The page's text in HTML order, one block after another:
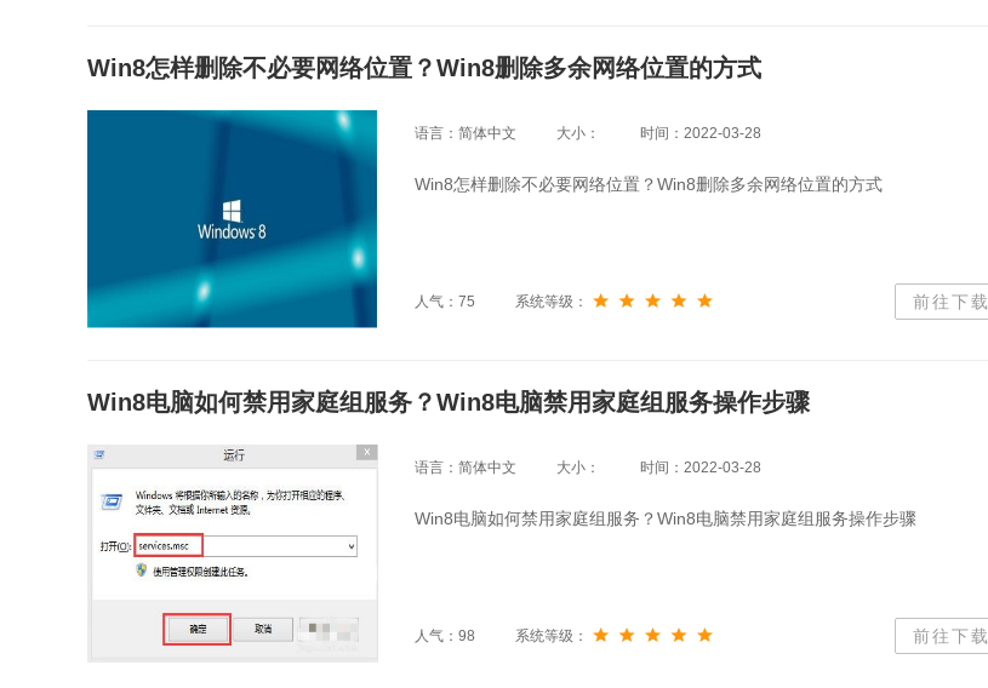
Win8怎样删除不必要网络位置？Win8删除多余网络位置的方式
语言：简体中文 大小： 时间：2022-03-28
Win8怎样删除不必要网络位置？Win8删除多余网络位置的方式
前往下载
人气：75 系统等级：
Win8电脑如何禁用家庭组服务？Win8电脑禁用家庭组服务操作步骤
语言：简体中文 大小： 时间：2022-03-28
Win8电脑如何禁用家庭组服务？Win8电脑禁用家庭组服务操作步骤
前往下载
人气：98 系统等级：